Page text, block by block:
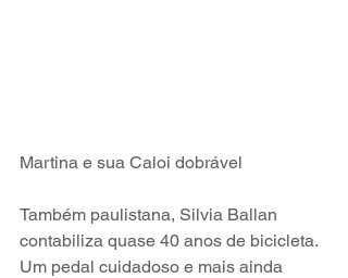
Martina e sua Caloi dobrável
Também paulistana, Silvia Ballan
contabiliza quase 40 anos de bicicleta.
Um pedal cuidadoso e mais ainda